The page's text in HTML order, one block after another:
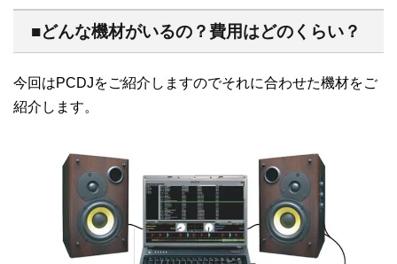
■どんな機材がいるの？費用はどのくらい？
今回はPCDJをご紹介しますのでそれに合わせた機材をご
紹介します。